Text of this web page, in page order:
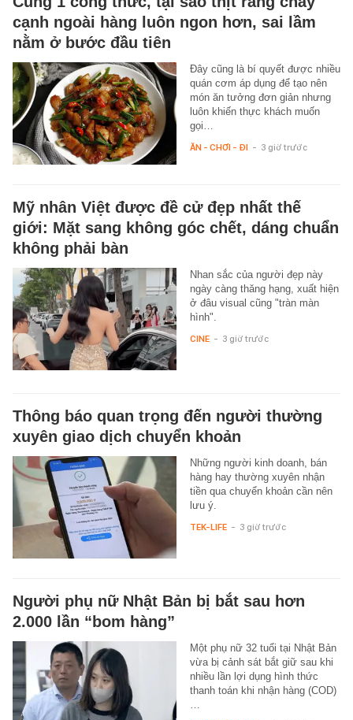
cạnh ngoài hàng luôn ngon hơn, sai lầm
nằm ở bước đầu tiên
Đây cũng là bí quyết được nhiều
quán cơm áp dụng để tạo nên
món ăn tưởng đơn giản nhưng
luôn khiến thực khách muốn
gọi…
ĂN - CHƠI - ĐI - 3 giờ trước
Mỹ nhân Việt được đề cử đẹp nhất thế
giới: Mặt sang không góc chết, dáng chuẩn
không phải bàn
Nhan sắc của người đẹp này
ngày càng thăng hạng, xuất hiện
ở đâu visual cũng "tràn màn
hình".
CINE - 3 giờ trước
Thông báo quan trọng đến người thường
xuyên giao dịch chuyển khoản
Những người kinh doanh, bán
hàng hay thường xuyên nhận
tiền qua chuyển khoản cần nên
lưu ý.
TEK-LIFE - 3 giờ trước
Người phụ nữ Nhật Bản bị bắt sau hơn
2.000 lần “bom hàng”
Một phụ nữ 32 tuổi tại Nhật Bản
vừa bị cảnh sát bắt giữ sau khi
nhiều lần lợi dụng hình thức
thanh toán khi nhận hàng (COD)
…